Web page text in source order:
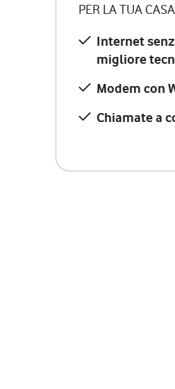
PER LA TUA
Internet
migliore
Modem con
Chiamate a